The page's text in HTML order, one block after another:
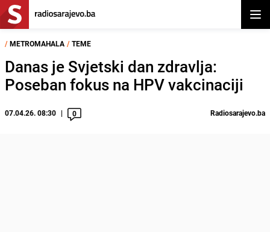
/ METROMAHALA / TEME
Danas je Svjetski dan zdravlja:
Poseban fokus na HPV vakcinaciji
07.04.26. 08:30 0 Radiosarajevo.ba